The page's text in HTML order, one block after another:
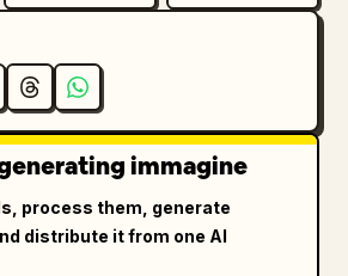
immagine
process them, generate
distribute it from one AI